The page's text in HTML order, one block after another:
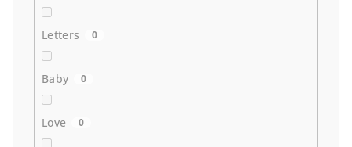
Letters 0
Baby 0
Love 0